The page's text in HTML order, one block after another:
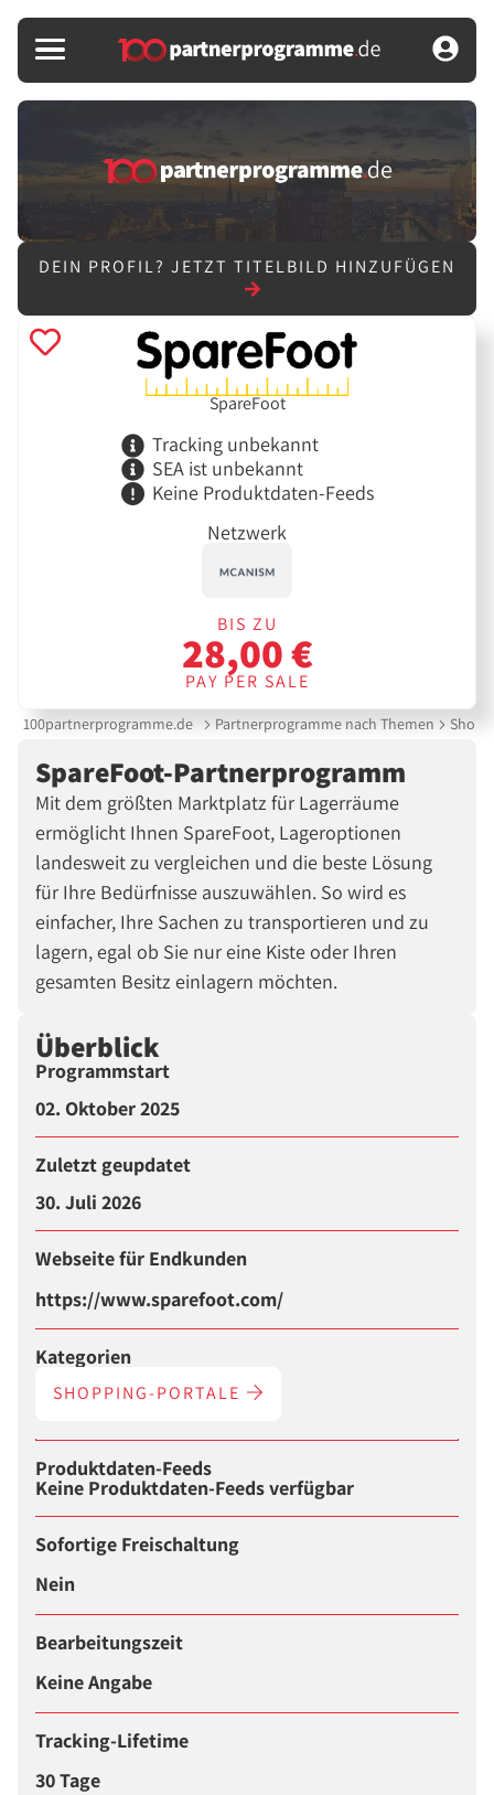
DEIN PROFIL? JETZT TITELBILD HINZUFÜGEN
SpareFoot
Tracking unbekannt
SEA ist unbekannt
Keine Produktdaten-Feeds
Netzwerk
BIS ZU
28,00 €
PAY PER SALE
100partnerprogramme.de Partnerprogramme nach Themen
SpareFoot-Partnerprogramm
Mit dem größten Marktplatz für Lagerräume
ermöglicht Ihnen SpareFoot, Lageroptionen
landesweit zu vergleichen und die beste Lösung
für Ihre Bedürfnisse auszuwählen. So wird es
einfacher, Ihre Sachen zu transportieren und zu
lagern, egal ob Sie nur eine Kiste oder Ihren
gesamten Besitz einlagern möchten.
Überblick
Programmstart
02. Oktober 2025
Zuletzt geupdatet
30. Juli 2026
Webseite für Endkunden
https://www.sparefoot.com/
Kategorien
SHOPPING-PORTALE
Produktdaten-Feeds
Keine Produktdaten-Feeds verfügbar
Sofortige Freischaltung
Nein
Bearbeitungszeit
Keine Angabe
Tracking-Lifetime
30 Tage